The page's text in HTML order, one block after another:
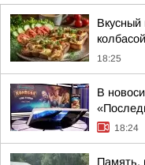
Вкусный
18:25
В
18:24
Память,